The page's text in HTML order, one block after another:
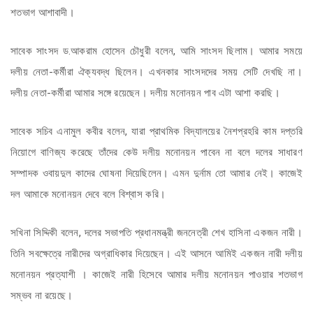
শতভাগ আশাবাদী।
সাবেক সাংসদ ড.আকরাম হোসেন চৌধুরী বলেন, আমি সাংসদ ছিলাম। আমার সময়ে
দলীয় নেতা-কর্মীরা ঐক্যবদ্ধ ছিলেন। এখনকার সাংসদদের সময় সেটি দেখছি না।
দলীয় নেতা-কর্মীরা আমার সঙ্গে রয়েছেন। দলীয় মনোনয়ন পাব এটা আশা করছি।
সাবেক সচিব এনামুল কবীর বলেন, যারা প্রাথমিক বিদ্যালয়ের নৈশপ্রহরি কাম দপ্তরি
নিয়োগে বাণিজ্য করেছে তাঁদের কেউ দলীয় মনোনয়ন পাবেন না বলে দলের সাধারণ
সম্পাদক ওবায়দুল কাদের ঘোষনা দিয়েছিলেন। এমন দুর্নাম তো আমার নেই। কাজেই
দল আমাকে মনোনয়ন দেবে বলে বিশ্বাস করি।
সখিনা সিদ্দিকী বলেন, দলের সভাপতি প্রধানমন্ত্রী জননেত্রী শেখ হাসিনা একজন নারী।
তিনি সবক্ষেত্রে নারীদের অগ্রাধিকার দিয়েছেন। এই আসনে আমিই একজন নারী দলীয়
মনোনয়ন প্রত্যাশী । কাজেই নারী হিসেবে আমার দলীয় মনোনয়ন পাওয়ার শতভাগ
সম্ভব না রয়েছে।